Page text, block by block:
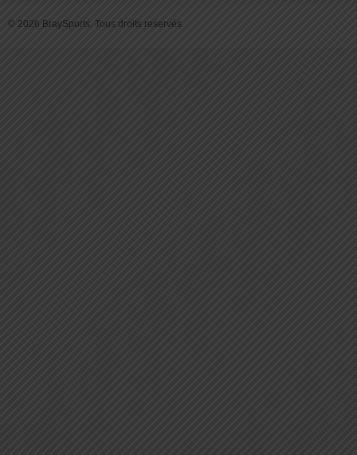
© 2026 BraySports. Tous droits reservés.